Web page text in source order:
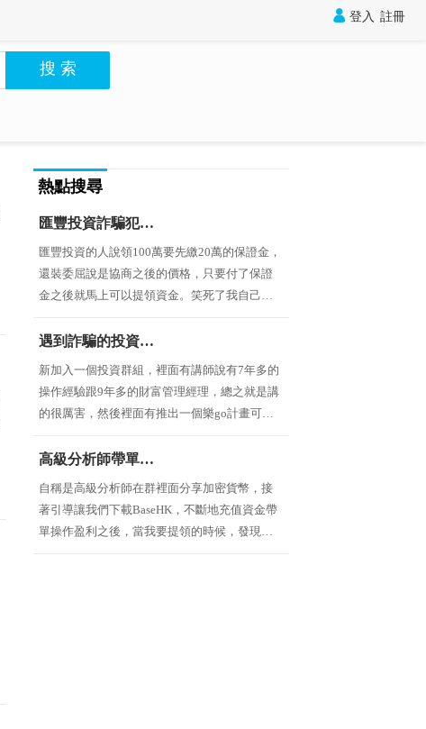
 登入 註冊
搜 索
熱點搜尋
匯豐投資詐騙犯，要繳保證金不然就扣著不給錢
匯豐投資的人說領100萬要先繳20萬的保證金，
還裝委屈說是協商之後的價格，只要付了保證
金之後就馬上可以提領資金。笑死了我自己的
人都是一夥的詐騙犯遇到詐騙的投資群組，用樂go計劃誘騙投資
新加入一個投資群組，裡面有講師說有7年多的
操作經驗跟9年多的財富管理經理，總之就是講
的很厲害，然後裡面有推出一個樂go計畫可以
利，看了很久真的很心動被說服先是投資了1萬
高級分析師帶單操作要我們下載的BaseHK是詐騙不能提領
自稱是高級分析師在群裡面分享加密貨幣，接
著引導讓我們下載BaseHK，不斷地充值資金帶
單操作盈利之後，當我要提領的時候，發現根